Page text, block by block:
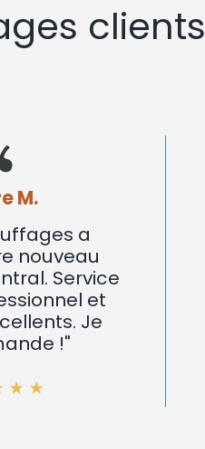
clients
M.
a
nouveau
Service
et
Je
!"